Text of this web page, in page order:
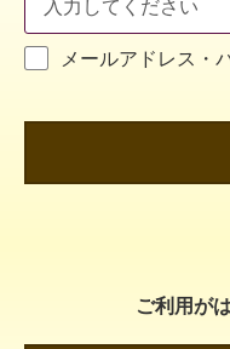
メールアドレス・
ご利用が